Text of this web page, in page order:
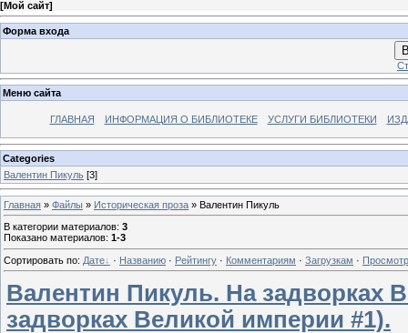
[Мой сайт]
Форма входа
Меню сайта
ГЛАВНАЯ ИНФОРМАЦИЯ О БИБЛИОТЕКЕ УСЛУГИ БИБЛИОТЕКИ
Categories
Валентин Пикуль [3]
Главная » Файлы » Историческая проза » Валентин Пикуль
В категории материалов: 3
Показано материалов: 1-3
Сортировать по: Дате · Названию · Рейтингу · Комментариям · Загрузкам ·
Валентин Пикуль. На задворках
задворках Великой империи #1).